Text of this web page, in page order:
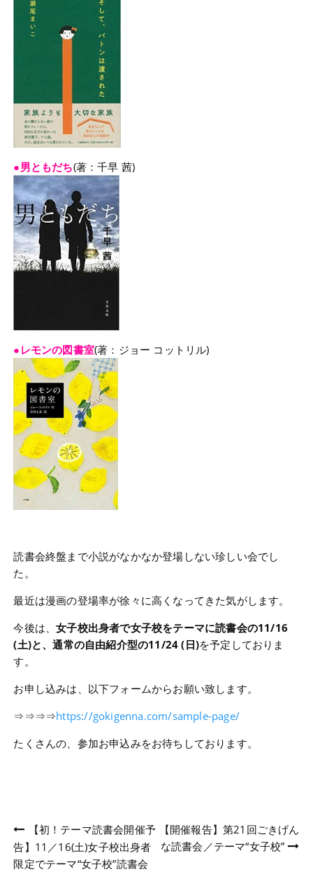
●男ともだち(著：千早 茜)
●レモンの図書室(著：ジョー コットリル)
読書会終盤まで小説がなかなか登場しない珍しい会でし
た。
最近は漫画の登場率が徐々に高くなってきた気がします。
今後は、女子校出身者で女子校をテーマに読書会の11/16
(土)と、通常の自由紹介型の11/24 (日)を予定しておりま
す。
お申し込みは、以下フォームからお願い致します。
⇒⇒⇒⇒https://gokigenna.com/sample-page/
たくさんの、参加お申込みをお待ちしております。
投
稿
ナ
【初！テーマ読書会開催予
告】11／16(土)女子校出身者
限定でテーマ“女子校”読書会
【開催報告】第21回ごきげん
な読書会／テーマ“女子校”